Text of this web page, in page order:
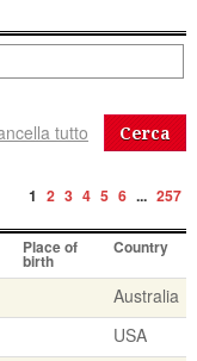
Cerca
1 2 3 4 5 6 ... 257
Place of
birth
Country
Australia
USA